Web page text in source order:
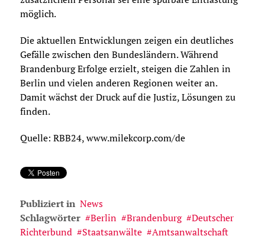
möglich.
Die aktuellen Entwicklungen zeigen ein deutliches
Gefälle zwischen den Bundesländern. Während
Brandenburg Erfolge erzielt, steigen die Zahlen in
Berlin und vielen anderen Regionen weiter an.
Damit wächst der Druck auf die Justiz, Lösungen zu
finden.
Quelle: RBB24, www.milekcorp.com/de
Publiziert in News
Schlagwörter
Berlin Brandenburg
Deutscher
Richterbund
Staatsanwälte Amtsanwaltschaft